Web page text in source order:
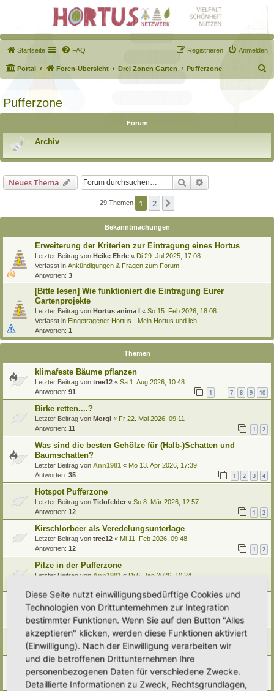
Startseite FAQ Anmelden
Registrieren
Portal Foren-Übersicht Drei Zonen Garten Pufferzone
u
h
Pufferzone
Forum
Archiv
Neues Thema Suche
29 Themen 1 2
Bekanntmachungen
Erweiterung der Kriterien zur Eintragung eines Hortus
Letzter Beitrag von Heike Ehrle « Di 29. Jul 2025, 17:08
Verfasst in Ankündigungen & Fragen zum Forum
Antworten: 3
[Bitte lesen] Wie funktioniert die Eintragung Eurer
Gartenprojekte
Letzter Beitrag von Hortus anima l « So 15. Feb 2026, 18:08
Verfasst in Eingetragener Hortus - Mein Hortus und ich!
Antworten: 1
Themen
klimafeste Bäume pflanzen
Letzter Beitrag von tree12 « Sa 1. Aug 2026, 10:48
Antworten: 91 1 7 8 9 10
Birke retten....?
Letzter Beitrag von Morgi « Fr 22. Mai 2026, 09:11
Antworten: 11 1 2
Was sind die besten Gehölze für (Halb-)Schatten und
Baumschatten?
Letzter Beitrag von Ann1981 « Mo 13. Apr 2026, 17:39
Antworten: 35 1 2 3 4
Hotspot Pufferzone
Letzter Beitrag von Tidofelder « So 8. Mär 2026, 12:57
Antworten: 12 1 2
Kirschlorbeer als Veredelungsunterlage
Letzter Beitrag von tree12 « Mi 11. Feb 2026, 09:48
Antworten: 12 1 2
Pilze in der Pufferzone
Letzter Beitrag von Ann1981 « Di 6. Jan 2026, 10:24
Krautsäume-Unterpflanzungen in der Pufferzone
Letzter Beitrag von Ann1981«So 4. Jan 2026, 22:36
Antworten:1
Wertvolle Gehölze für die Pufferzone
Letzter Beitrag vonSomnia«Do 1. Jan 2026, 08:48
(Schneller) Sichtschutz
Letzter Beitrag vonAnn1981«Mo 24. Nov 2025, 17:15
Antworten: 8
Diese Seite nutzt einwilligungsbedürftige Cookies und
Technologien von Drittunternehmen zur Integration
bestimmter Funktionen. Wenn Sie auf den Button "Alles
akzeptieren" klicken, werden diese Funktionen aktiviert
(Einwilligung). Nach der Einwilligung verarbeiten wir
und die betroffenen Drittunternehmen Ihre
personenbezogenen Daten für verschiedene Zwecke.
Detaillierte Informationen zu Zweck, Rechtsgrundlagen,